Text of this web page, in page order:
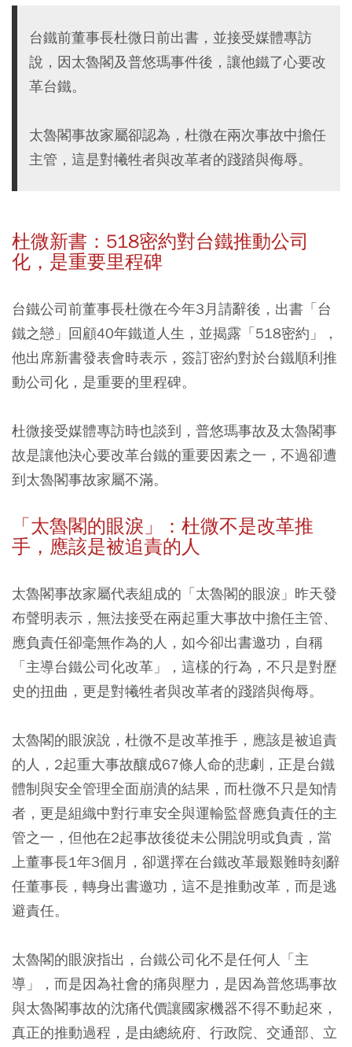
台鐵前董事長杜微日前出書，並接受媒體專訪
說，因太魯閣及普悠瑪事件後，讓他鐵了心要改
革台鐵。
太魯閣事故家屬卻認為，杜微在兩次事故中擔任
主管，這是對犧牲者與改革者的踐踏與侮辱。
杜微新書：518密約對台鐵推動公司
化，是重要里程碑
台鐵公司前董事長杜微在今年3月請辭後，出書「台
鐵之戀」回顧40年鐵道人生，並揭露「518密約」，
他出席新書發表會時表示，簽訂密約對於台鐵順利推
動公司化，是重要的里程碑。
杜微接受媒體專訪時也談到，普悠瑪事故及太魯閣事
故是讓他決心要改革台鐵的重要因素之一，不過卻遭
到太魯閣事故家屬不滿。
「太魯閣的眼淚」：杜微不是改革推
手，應該是被追責的人
太魯閣事故家屬代表組成的「太魯閣的眼淚」昨天發
布聲明表示，無法接受在兩起重大事故中擔任主管、
應負責任卻毫無作為的人，如今卻出書邀功，自稱
「主導台鐵公司化改革」，這樣的行為，不只是對歷
史的扭曲，更是對犧牲者與改革者的踐踏與侮辱。
太魯閣的眼淚說，杜微不是改革推手，應該是被追責
的人，2起重大事故釀成67條人命的悲劇，正是台鐵
體制與安全管理全面崩潰的結果，而杜微不只是知情
者，更是組織中對行車安全與運輸監督應負責任的主
管之一，但他在2起事故後從未公開說明或負責，當
上董事長1年3個月，卻選擇在台鐵改革最艱難時刻辭
任董事長，轉身出書邀功，這不是推動改革，而是逃
避責任。
太魯閣的眼淚指出，台鐵公司化不是任何人「主
導」，而是因為社會的痛與壓力，是因為普悠瑪事故
與太魯閣事故的沈痛代價讓國家機器不得不動起來，
真正的推動過程，是由總統府、行政院、交通部、立